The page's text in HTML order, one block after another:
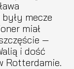
mecze
miał
—
i dość
Rotterdamie.